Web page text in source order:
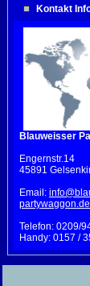
Kontakt
Blauweisser
Engernstr.14
45891
Email:
partywaggon.de
Telefon: 0209/
Handy: 0157 /